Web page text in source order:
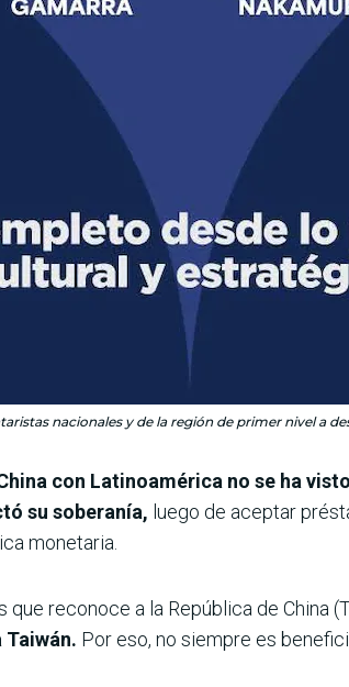
nacionales y de la región de primer nivel a
con Latinoamérica no se ha
su soberanía, luego de aceptar
monetaria.
reconoce a la República de China
Taiwán. Por eso, no siempre es